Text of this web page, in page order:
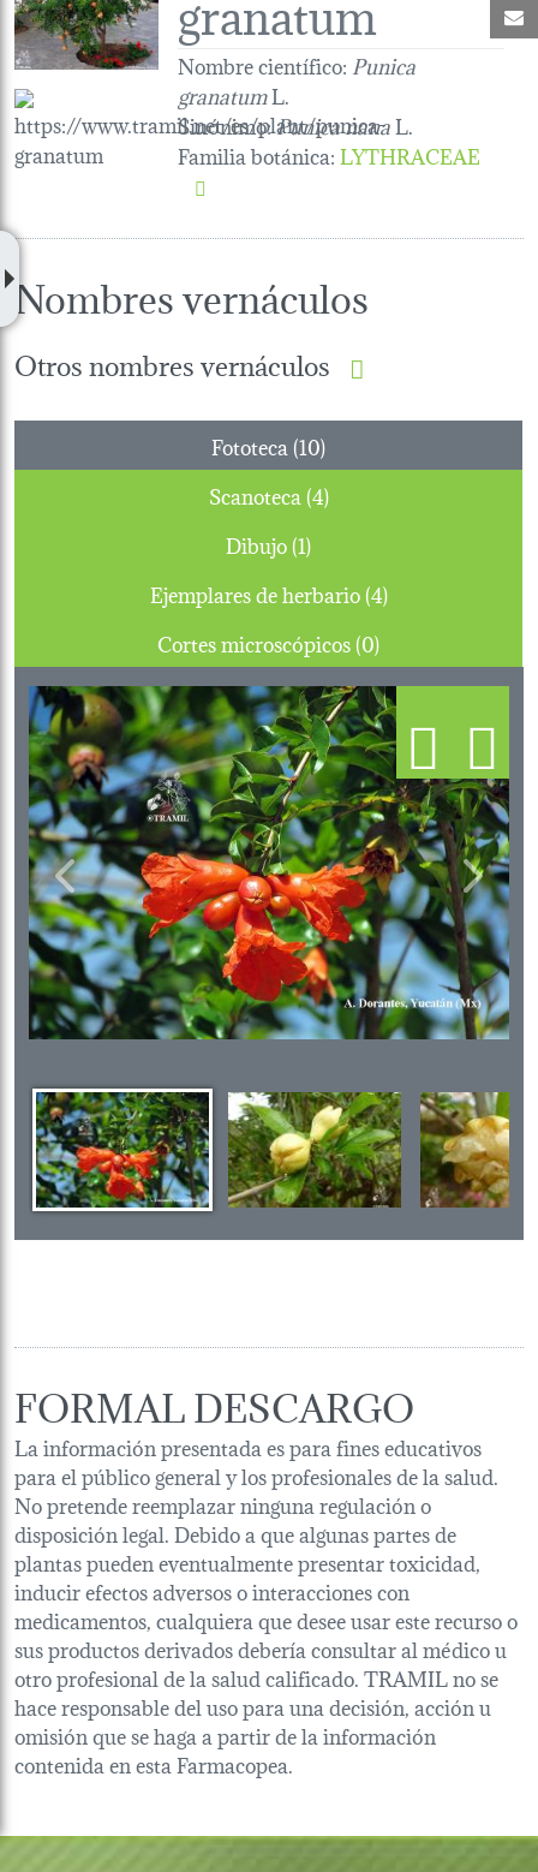
Nombre científico: Punica
granatumL.
Sinónimo:Punica nanaL.
Familia botánica:LYTHRACEAE
Nombres vernáculos
Otros nombres vernáculos
Fototeca (10)
Scanoteca (4)
Dibujo (1)
Ejemplares de herbario (4)
Cortes microscópicos (0)
Previous Next
FORMAL DESCARGO
La información presentada es para fines educativos
para el público general y los profesionales de la salud.
No pretende reemplazar ninguna regulación o
disposición legal. Debido a que algunas partes de
plantas pueden eventualmente presentar toxicidad,
inducir efectos adversos o interacciones con
medicamentos, cualquiera que desee usar este recurso o
sus productos derivados debería consultar al médico u
otro profesional de la salud calificado. TRAMIL no se
hace responsable del uso para una decisión, acción u
omisión que se haga a partir de la información
contenida en esta Farmacopea.